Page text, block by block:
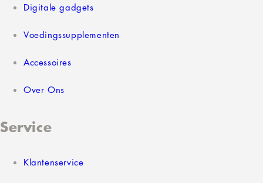
Digitale gadgets
Voedingssupplementen
Accessoires
Over Ons
Service
Klantenservice